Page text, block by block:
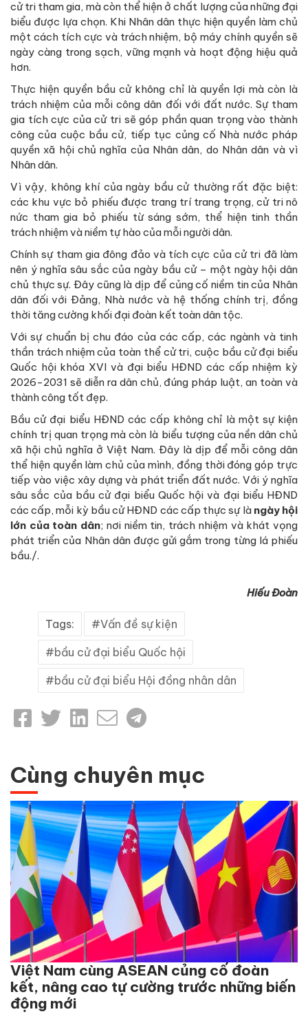
cử tri tham gia, mà còn thể hiện ở chất lượng của những đại
biểu được lựa chọn. Khi Nhân dân thực hiện quyền làm chủ
một cách tích cực và trách nhiệm, bộ máy chính quyền sẽ
ngày càng trong sạch, vững mạnh và hoạt động hiệu quả
hơn.
Thực hiện quyền bầu cử không chỉ là quyền lợi mà còn là
trách nhiệm của mỗi công dân đối với đất nước. Sự tham
gia tích cực của cử tri sẽ góp phần quan trọng vào thành
công của cuộc bầu cử, tiếp tục củng cố Nhà nước pháp
quyền xã hội chủ nghĩa của Nhân dân, do Nhân dân và vì
Nhân dân.
Vì vậy, không khí của ngày bầu cử thường rất đặc biệt:
các khu vực bỏ phiếu được trang trí trang trọng, cử tri nô
nức tham gia bỏ phiếu từ sáng sớm, thể hiện tinh thần
trách nhiệm và niềm tự hào của mỗi người dân.
Chính sự tham gia đông đảo và tích cực của cử tri đã làm
nên ý nghĩa sâu sắc của ngày bầu cử – một ngày hội dân
chủ thực sự. Đây cũng là dịp để củng cố niềm tin của Nhân
dân đối với Đảng, Nhà nước và hệ thống chính trị, đồng
thời tăng cường khối đại đoàn kết toàn dân tộc.
Với sự chuẩn bị chu đáo của các cấp, các ngành và tinh
thần trách nhiệm của toàn thể cử tri, cuộc bầu cử đại biểu
Quốc hội khóa XVI và đại biểu HĐND các cấp nhiệm kỳ
2026-2031 sẽ diễn ra dân chủ, đúng pháp luật, an toàn và
thành công tốt đẹp.
Bầu cử đại biểu HĐND các cấp không chỉ là một sự kiện
chính trị quan trọng mà còn là biểu tượng của nền dân chủ
xã hội chủ nghĩa ở Việt Nam. Đây là dịp để mỗi công dân
thể hiện quyền làm chủ của mình, đồng thời đóng góp trực
tiếp vào việc xây dựng và phát triển đất nước. Với ý nghĩa
sâu sắc của bầu cử đại biểu Quốc hội và đại biểu HĐND
các cấp, mỗi kỳ bầu cử HĐND các cấp thực sự là ngày hội
lớn của toàn dân; nơi niềm tin, trách nhiệm và khát vọng
phát triển của Nhân dân được gửi gắm trong từng lá phiếu
bầu./.
Hiếu Đoàn
Tags: Vấn đề sự kiện
bầu cử đại biểu Quốc hội
bầu cử đại biểu Hội đồng nhân dân
Cùng chuyên mục
Việt Nam cùng ASEAN củng cố đoàn
kết, nâng cao tự cường trước những biến
động mới